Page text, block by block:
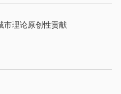
习近平总书记现代化人民城市理论原创性贡献